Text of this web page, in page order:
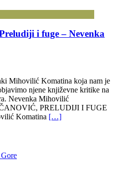
i fuge – Nevenka
Mihovilić Komatina koja nam je
njene književne kritike na
Nevenka Mihovilić
PRELUDIJI I FUGE
Komatina […]